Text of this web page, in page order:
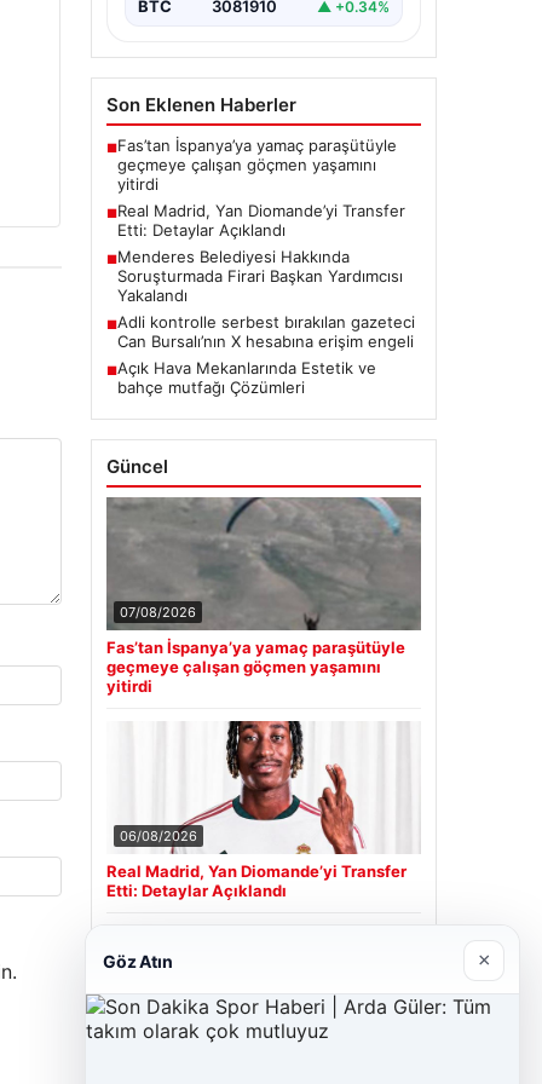
BTC 3081910 ▲ +0.34%
Son Eklenen Haberler
■Fas’tan İspanya’ya yamaç paraşütüyle
geçmeye çalışan göçmen yaşamını
yitirdi
■Real Madrid, Yan Diomande’yi Transfer
Etti: Detaylar Açıklandı
■Menderes Belediyesi Hakkında
Soruşturmada Firari Başkan Yardımcısı
Yakalandı
■Adli kontrolle serbest bırakılan gazeteci
Can Bursalı’nın X hesabına erişim engeli
■Açık Hava Mekanlarında Estetik ve
bahçe mutfağı Çözümleri
Güncel
07/08/2026
Fas’tan İspanya’ya yamaç paraşütüyle
geçmeye çalışan göçmen yaşamını
yitirdi
06/08/2026
Real Madrid, Yan Diomande’yi Transfer
Etti: Detaylar Açıklandı
Son Eklenen Firmalar
Cengiz Sigorta
Göz Atın ×